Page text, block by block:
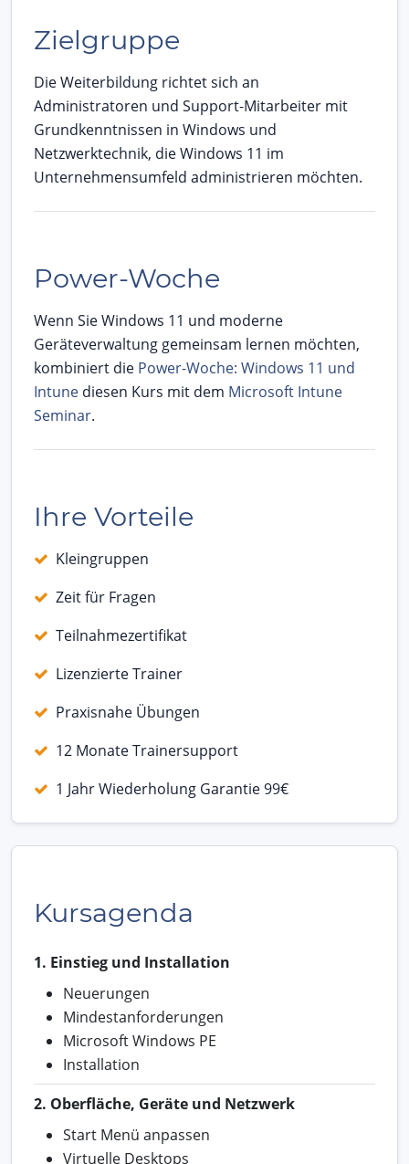
Zielgruppe
Die Weiterbildung richtet sich an
Administratoren und Support-Mitarbeiter mit
Grundkenntnissen in Windows und
Netzwerktechnik, die Windows 11 im
Unternehmensumfeld administrieren möchten.
Power-Woche
Wenn Sie Windows 11 und moderne
Geräteverwaltung gemeinsam lernen möchten,
kombiniert die Power-Woche: Windows 11 und
Intune diesen Kurs mit dem Microsoft Intune
Seminar.
Ihre Vorteile
Kleingruppen
Zeit für Fragen
Teilnahmezertifikat
Lizenzierte Trainer
Praxisnahe Übungen
12 Monate Trainersupport
1 Jahr Wiederholung Garantie 99€
Kursagenda
1. Einstieg und Installation
Neuerungen
Mindestanforderungen
Microsoft Windows PE
Installation
2. Oberfläche, Geräte und Netzwerk
Start Menü anpassen
Virtuelle Desktops